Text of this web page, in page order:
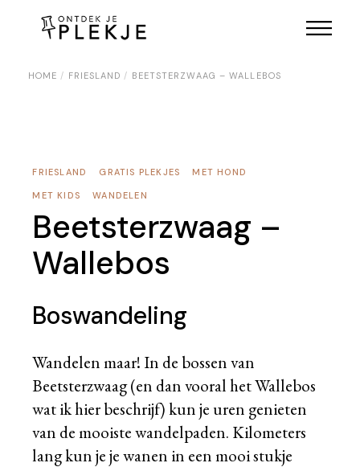
HOME FRIESLAND BEETSTERZWAAG – WALLEBOS
FRIESLAND GRATIS PLEKJES MET HOND
MET KIDS WANDELEN
Beetsterzwaag –
Wallebos
Boswandeling
Wandelen maar! In de bossen van
Beetsterzwaag (en dan vooral het Wallebos
wat ik hier beschrijf) kun je uren genieten
van de mooiste wandelpaden. Kilometers
lang kun je je wanen in een mooi stukje